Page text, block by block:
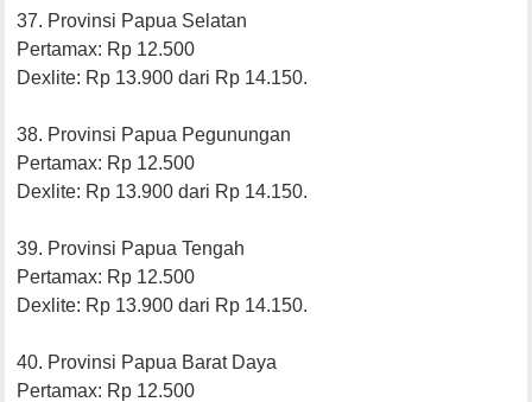
37. Provinsi Papua Selatan
Pertamax: Rp 12.500
Dexlite: Rp 13.900 dari Rp 14.150.
38. Provinsi Papua Pegunungan
Pertamax: Rp 12.500
Dexlite: Rp 13.900 dari Rp 14.150.
39. Provinsi Papua Tengah
Pertamax: Rp 12.500
Dexlite: Rp 13.900 dari Rp 14.150.
40. Provinsi Papua Barat Daya
Pertamax: Rp 12.500